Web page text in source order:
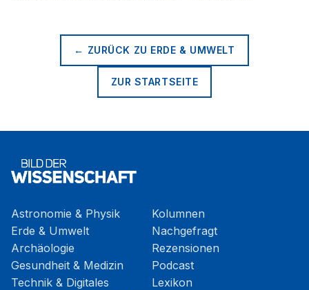
← ZURÜCK ZU ERDE & UMWELT
ZUR STARTSEITE
Astronomie & Physik
Erde & Umwelt
Archäologie
Gesundheit & Medizin
Technik & Digitales
Kolumnen
Nachgefragt
Rezensionen
Podcast
Lexikon